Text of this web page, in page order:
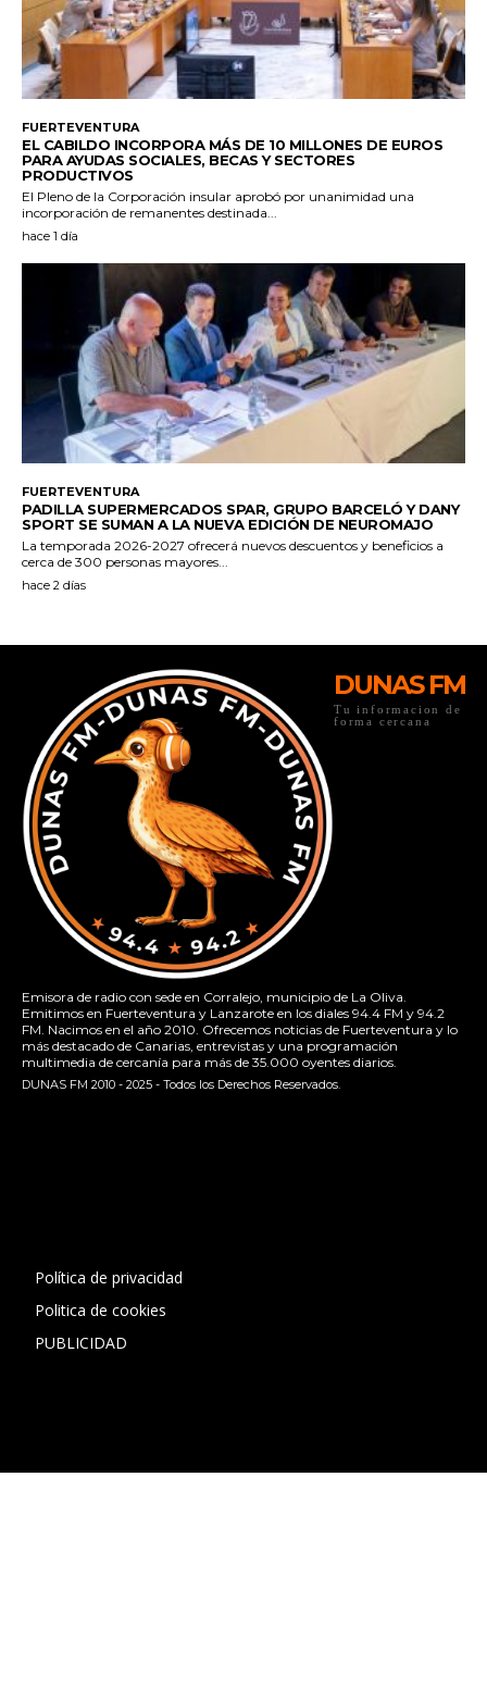
DUNAS FM
Tu informacion de
forma cercana
Emisora de radio con sede en Corralejo, municipio de La Oliva.
Emitimos en Fuerteventura y Lanzarote en los diales 94.4 FM y 94.2
FM. Nacimos en el año 2010. Ofrecemos noticias de Fuerteventura y lo
más destacado de Canarias, entrevistas y una programación
multimedia de cercanía para más de 35.000 oyentes diarios.
DUNAS FM 2010 - 2025 - Todos los Derechos Reservados.
Política de privacidad
Politica de cookies
PUBLICIDAD